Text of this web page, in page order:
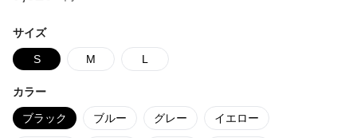
サイズ
S M L
カラー
ブラック ブルー グレー イエロー